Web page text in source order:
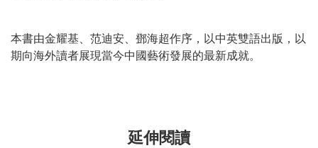
本書由金耀基、范迪安、鄧海超作序，以中英雙語出版，以
期向海外讀者展現當今中國藝術發展的最新成就。
延伸閱讀